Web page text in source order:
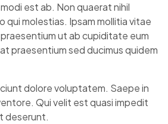
est ab. Non quaerat nihil
qui molestias. Ipsam mollitia vitae
ut ab cupiditate eum
praesentium sed ducimus quidem
dolore voluptatem. Saepe in
Qui velit est quasi impedit
deserunt.